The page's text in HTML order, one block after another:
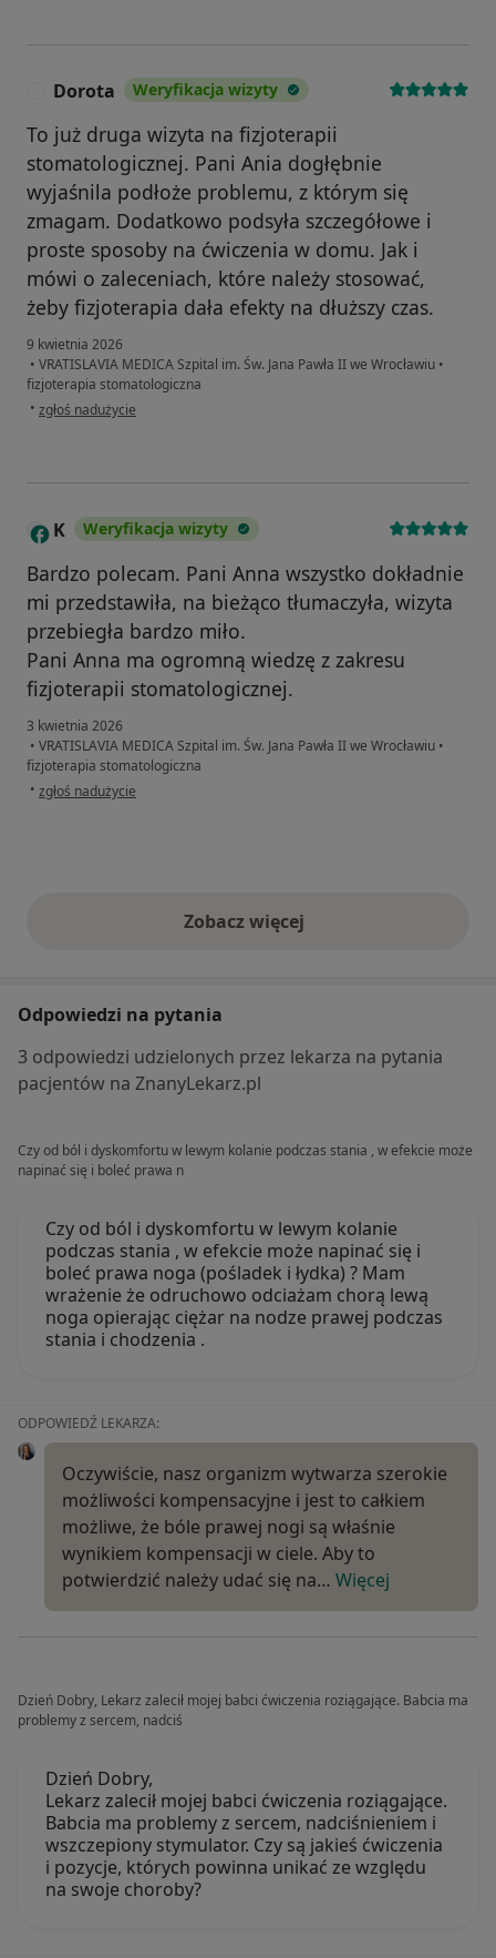
Dorota Weryfikacja wizyty
To już druga wizyta na fizjoterapii
stomatologicznej. Pani Ania dogłębnie
wyjaśnila podłoże problemu, z którym się
zmagam. Dodatkowo podsyła szczegółowe i
proste sposoby na ćwiczenia w domu. Jak i
mówi o zaleceniach, które należy stosować,
żeby fizjoterapia dała efekty na dłuższy czas.
9 kwietnia 2026
• VRATISLAVIA MEDICA Szpital im. Św. Jana Pawła II we Wrocławiu •
fizjoterapia stomatologiczna
• w opinii użytkownika Dorota
zgłoś nadużycie
K Weryfikacja wizyty
Bardzo polecam. Pani Anna wszystko dokładnie
mi przedstawiła, na bieżąco tłumaczyła, wizyta
przebiegła bardzo miło.
Pani Anna ma ogromną wiedzę z zakresu
fizjoterapii stomatologicznej.
3 kwietnia 2026
• VRATISLAVIA MEDICA Szpital im. Św. Jana Pawła II we Wrocławiu •
fizjoterapia stomatologiczna
• w opinii użytkownika K
zgłoś nadużycie
Zobacz więcejopinie powyżej
Odpowiedzi na pytania
3 odpowiedzi udzielonych przez lekarza na pytania
pacjentów na ZnanyLekarz.pl
Czy od ból i dyskomfortu w lewym kolanie podczas stania , w efekcie może
napinać się i boleć prawa n
Czy od ból i dyskomfortu w lewym kolanie
podczas stania , w efekcie może napinać się i
boleć prawa noga (pośladek i łydka) ? Mam
wrażenie że odruchowo odciażam chorą lewą
noga opierając ciężar na nodze prawej podczas
stania i chodzenia .
ODPOWIEDŹ LEKARZA:
Oczywiście, nasz organizm wytwarza szerokie
możliwości kompensacyjne i jest to całkiem
możliwe, że bóle prawej nogi są właśnie
wynikiem kompensacji w ciele. Aby to
potwierdzić należy udać się na… Więcej
Dzień Dobry, Lekarz zalecił mojej babci ćwiczenia roziągające. Babcia ma
problemy z sercem, nadciś
Dzień Dobry,
Lekarz zalecił mojej babci ćwiczenia roziągające.
Babcia ma problemy z sercem, nadciśnieniem i
wszczepiony stymulator. Czy są jakieś ćwiczenia
i pozycje, których powinna unikać ze względu
na swoje choroby?